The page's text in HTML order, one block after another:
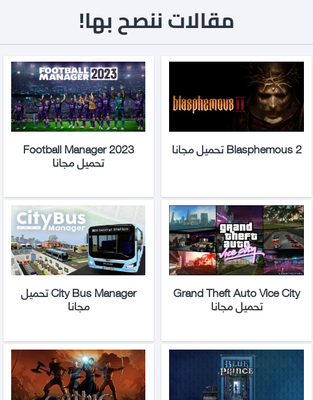
مقالات ننصح بها!
Blasphemous 2 تحميل مجانا Football Manager 2023
تحميل مجانا
Grand Theft Auto Vice City
تحميل مجانا
City Bus Manager تحميل
مجانا